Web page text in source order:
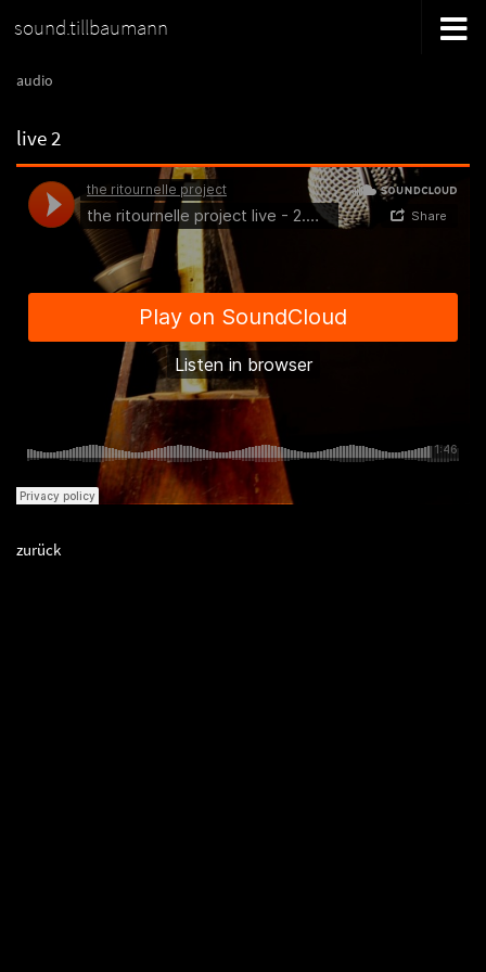
sound.tillbaumann
audio
live 2
zurück